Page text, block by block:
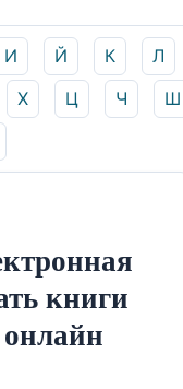
И Й К
Л
Х Ц Ч
Ш
книги